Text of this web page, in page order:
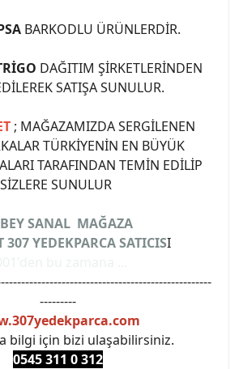
BARKODLU ÜRÜNLERDİR.
DAĞITIM ŞİRKETLERİNDEN
SATIŞA SUNULUR.
; MAĞAZAMIZDA SERGİLENEN
TÜRKİYENİN EN BÜYÜK
TARAFINDAN TEMİN EDİLİP
SİZLERE SUNULUR
SANAL MAĞAZA
307 YEDEKPARCA SATICISI
---------
bilgi için bizi ulaşabilirsiniz.
0545 311 0 312